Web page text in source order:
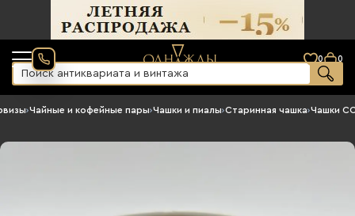
0 0
›Чайные и кофейные пары›Чашки и пиалы›Старинная чашка›Чашки